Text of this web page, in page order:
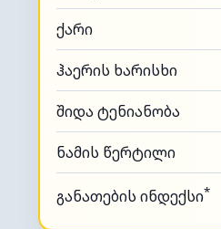
ქარი
ჰაერის ხარისხი
შიდა ტენიანობა
ნამის წერტილი
განათების ინდექსი*